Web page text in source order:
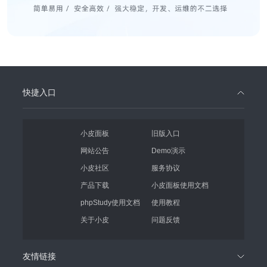
快捷入口
小皮面板 旧版入口
网站公告 Demo演示
小皮社区 服务协议
产品下载 小皮面板使用文档
phpStudy使用文档 使用教程
关于小皮 问题反馈
友情链接